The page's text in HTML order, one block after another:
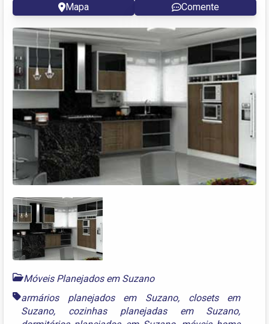
Mapa Comente
Móveis Planejados em Suzano
armários planejados em Suzano, closets em
Suzano, cozinhas planejadas em Suzano,